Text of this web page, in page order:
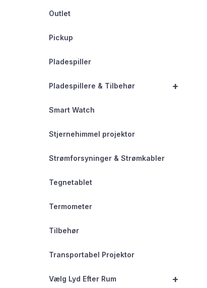
Outlet
Pickup
Pladespiller
+
Pladespillere & Tilbehør
Smart Watch
Stjernehimmel projektor
Strømforsyninger & Strømkabler
Tegnetablet
Termometer
Tilbehør
Transportabel Projektor
+
Vælg Lyd Efter Rum